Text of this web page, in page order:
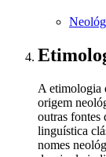
A etimologia
origem
outras fontes
linguística
nomes